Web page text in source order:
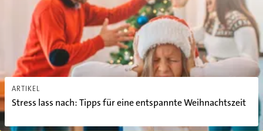
ARTIKEL
Stress lass nach: Tipps für eine entspannte Weihnachtszeit